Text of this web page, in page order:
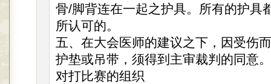
骨/脚背连在一起之护具。所有的护具
所认可的。
五、在大会医师的建议之下，因受伤
护垫或吊带，须得到主审裁判的同意。
对打比赛的组织